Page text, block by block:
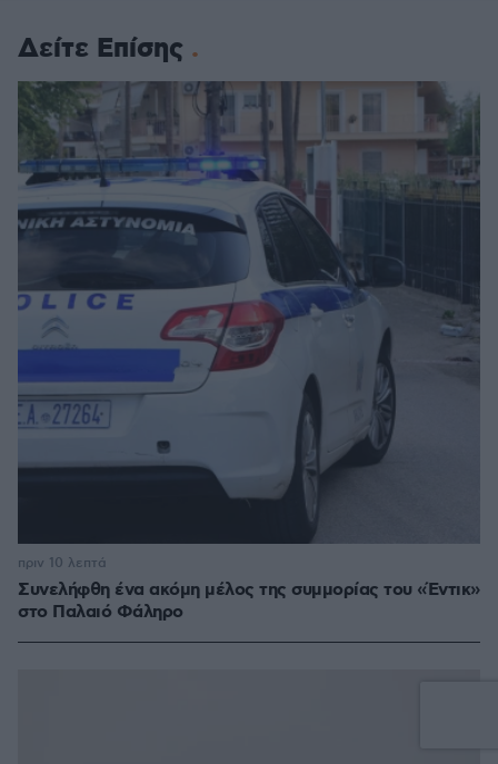
Δείτε Επίσης
Συνελήφθη ένα ακόμη μέλος της συμμορίας του «Έντικ»
στο Παλαιό Φάληρο
πριν 10 λεπτά